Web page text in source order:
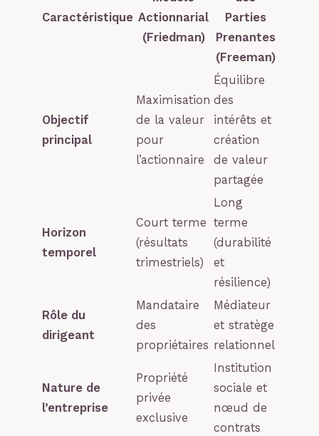
Caractéristique Actionnarial
(Friedman)
Parties
Prenantes
(Freeman)
Objectif
principal
Maximisation
de la valeur
pour
l’actionnaire
Équilibre
des
intérêts et
création
de valeur
partagée
Horizon
temporel
Court terme
(résultats
trimestriels)
Long
terme
(durabilité
et
résilience)
Rôle du
dirigeant
Mandataire
des
propriétaires
Médiateur
et stratège
relationnel
Nature de
l’entreprise
Propriété
privée
exclusive
Institution
sociale et
nœud de
contrats